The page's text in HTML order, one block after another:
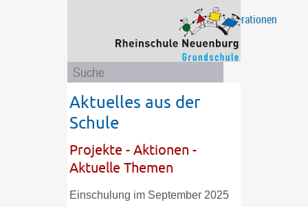
Ganztagsschule
Das
sind
wir
Kooperationen
Aktuelles aus der
Schule
Projekte - Aktionen -
Aktuelle Themen
Einschulung im September 2025